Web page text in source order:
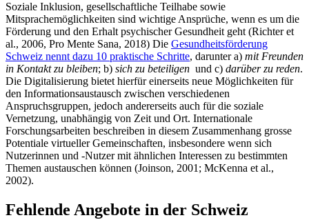
Soziale Inklusion, gesellschaftliche Teilhabe sowie
Mitsprachemöglichkeiten sind wichtige Ansprüche, wenn es um die
Förderung und den Erhalt psychischer Gesundheit geht (Richter et
al., 2006, Pro Mente Sana, 2018) Die Gesundheitsförderung
Schweiz nennt dazu 10 praktische Schritte, darunter a) mit Freunden
in Kontakt zu bleiben; b) sich zu beteiligen und c) darüber zu reden.
Die Digitalisierung bietet hierfür einerseits neue Möglichkeiten für
den Informationsaustausch zwischen verschiedenen
Anspruchsgruppen, jedoch andererseits auch für die soziale
Vernetzung, unabhängig von Zeit und Ort. Internationale
Forschungsarbeiten beschreiben in diesem Zusammenhang grosse
Potentiale virtueller Gemeinschaften, insbesondere wenn sich
Nutzerinnen und -Nutzer mit ähnlichen Interessen zu bestimmten
Themen austauschen können (Joinson, 2001; McKenna et al.,
2002).
Fehlende Angebote in der Schweiz